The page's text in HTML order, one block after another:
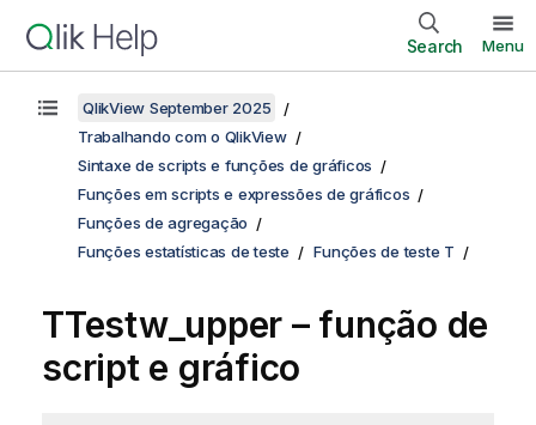
Search Menu
QlikView September 2025
Trabalhando com o QlikView
Sintaxe de scripts e funções de gráficos
Funções em scripts e expressões de gráficos
Funções de agregação
Funções estatísticas de teste
Funções de teste T
TTestw_upper – função de
script e gráfico